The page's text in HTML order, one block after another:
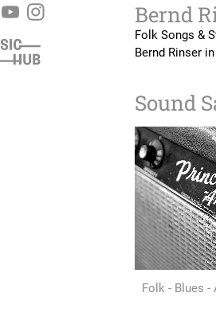
Bernd
Folk Songs &
Bernd Rinser
Sound
Folk - Blues -